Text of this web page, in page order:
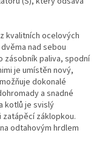
kvalitních ocelových
nad sebou
zásobník paliva, spodní
je umístěn nový,
dokonalé
a snadné
kotlů je svislý
záklopkou.
odtahovým hrdlem